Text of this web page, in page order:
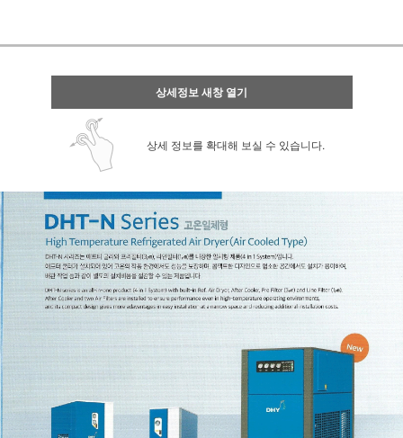
상세정보 새창 열기
상세 정보를 확대해 보실 수 있습니다.